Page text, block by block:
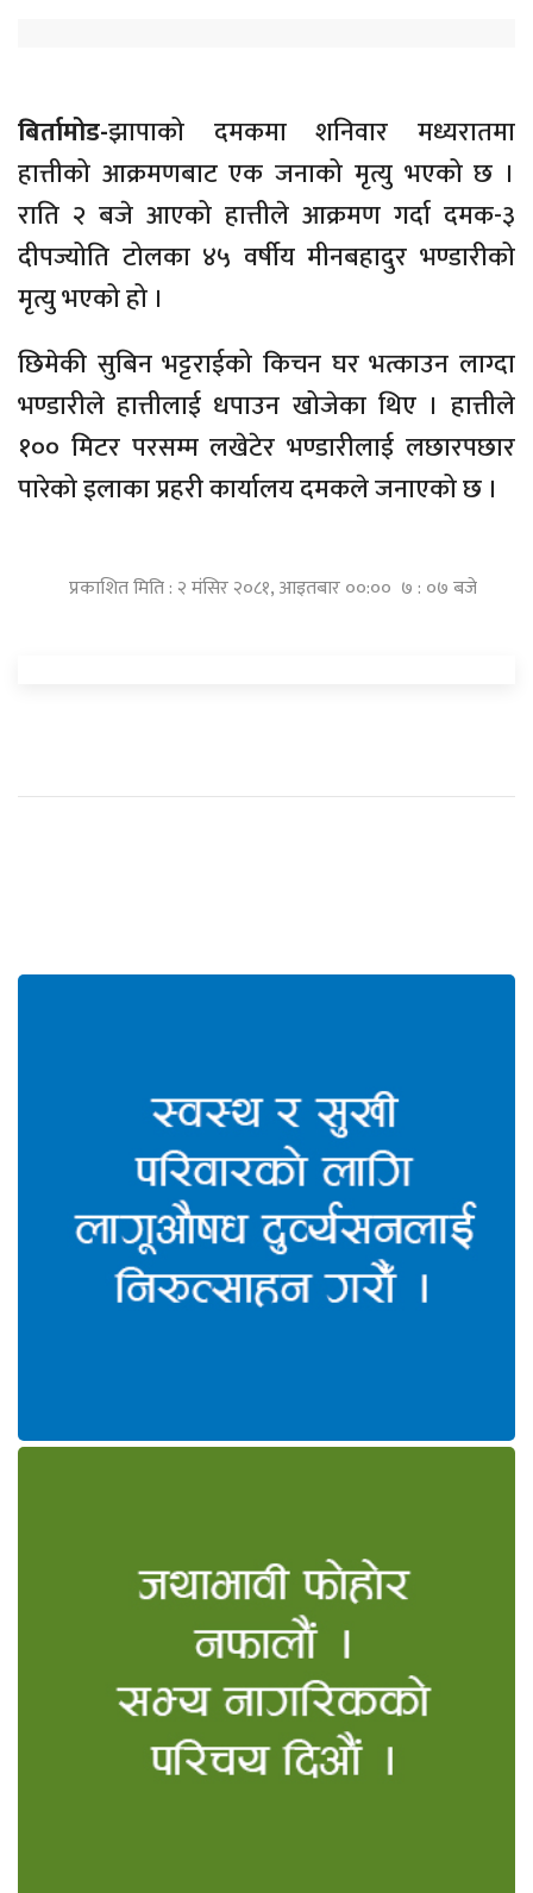
बिर्तामोड-झापाको दमकमा शनिवार मध्यरातमा
हात्तीको आक्रमणबाट एक जनाको मृत्यु भएको छ ।
राति २ बजे आएको हात्तीले आक्रमण गर्दा दमक-३
दीपज्योति टोलका ४५ वर्षीय मीनबहादुर भण्डारीको
मृत्यु भएको हो ।
छिमेकी सुबिन भट्टराईको किचन घर भत्काउन लाग्दा
भण्डारीले हात्तीलाई धपाउन खोजेका थिए । हात्तीले
१०० मिटर परसम्म लखेटेर भण्डारीलाई लछारपछार
पारेको इलाका प्रहरी कार्यालय दमकले जनाएको छ ।
प्रकाशित मिति : २ मंसिर २०८१, आइतबार ००:०० ७ : ०७ बजे